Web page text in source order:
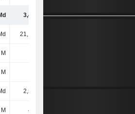
3,45 Md 4,72 Md 6,36 Md
21,18 Md
2,59 Md
433 M